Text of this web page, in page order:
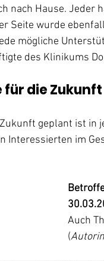
nach Hause. Jeder
Seite wurde
mögliche
des Klinikums
für die Zukunft
geplant ist in
Interessierten im
Auch
(